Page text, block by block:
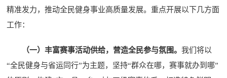
精准发力，推动全民健身事业高质量发展。重点开展以下几方面
工作：
（一）丰富赛事活动供给，营造全民参与氛围。我们将以
“全民健身与省运同行”为主题，坚持“群众在哪，赛事就办到哪”